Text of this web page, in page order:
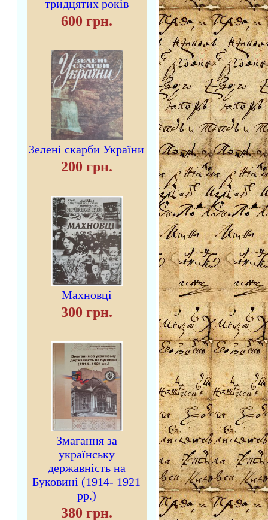
тридцятих років
600 грн.
Зелені скарби України
200 грн.
Махновці
300 грн.
Змагання за
українську
державність на
Буковині (1914- 1921
рр.)
380 грн.